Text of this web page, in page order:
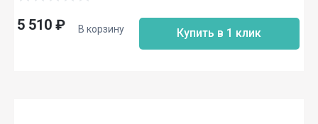
5 510 ₽ В корзину Купить в 1 клик